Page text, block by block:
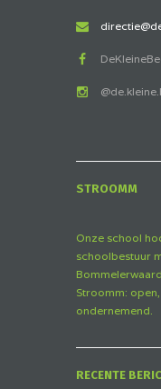
STROOMM
Onze school
schoolbestuur
Stroomm:
ondernemend.
RECENTE